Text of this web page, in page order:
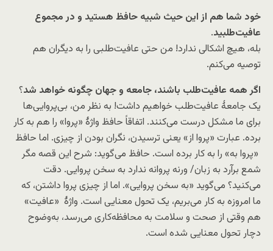
خود شما هم از این حیث شبیه حافظ هستید و در مجموع
عافیت‌طلبید.
بله، هیچ اشکالی ندارد! من حتی عافیت‌طلبی را به دیگران هم
توصیه می‌کنم.
اگر همه عافیت‌طلب باشند، جامعه و جهان چگونه خواهد شد؟
یک جامعۀ عافیت‌طلب خواهیم داشت! به نظر من، بی‌پروایی‌ها
برای ما مشکل درست می‌کنند. اتفاقاً حافظ واژۀ «پروا» را هم به کار
برده. عبارت «پروا از» یعنی ترسیدن، نگران بودن از چیزی. اما حافظ
«پروا به» را به کار برده است. حافظ می‌گوید: شرح این قصه مگر
شمع برآرد به زبان/ ورنه پروانه ندارد به سخن پروایی. دقت
می‌کنید؟ می‌گوید «به سخن پروایی». اما از چیزی پروا داشتن، که
ما امروزه به کار می‌بریم، یک تحول معنایی است. واژۀ «عافیت»
هم وقتی از صحت و سلامت به محافظه‌کاری می‌رسد، به‌وضوح
دچار تحول معنایی شده است.